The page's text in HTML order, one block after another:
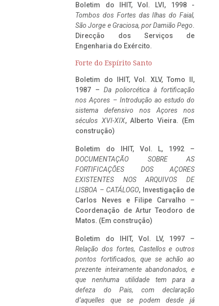
Boletim do IHIT, Vol. LVI, 1998 -
Tombos dos Fortes das Ilhas do Faial,
São Jorge e Graciosa, por Damião Pego.
Direcção dos Serviços de
Engenharia do Exército.
Forte do Espírito Santo
Boletim do IHIT, Vol. XLV, Tomo II,
1987 – Da poliorcética à fortificação
nos Açores – Introdução ao estudo do
sistema defensivo nos Açores nos
séculos XVI-XIX, Alberto Vieira. (Em
construção)
Boletim do IHIT, Vol. L, 1992 –
DOCUMENTAÇÃO SOBRE AS
FORTIFICAÇÕES DOS AÇORES
EXISTENTES NOS ARQUIVOS DE
LISBOA – CATÁLOGO, Investigação de
Carlos Neves e Filipe Carvalho –
Coordenação de Artur Teodoro de
Matos. (Em construção)
Boletim do IHIT, Vol. LV, 1997 –
Relação dos fortes, Castellos e outros
pontos fortificados, que se achão ao
prezente inteiramente abandonados, e
que nenhuma utilidade tem para a
defeza do Pais, com declaração
d’aquelles que se podem desde já